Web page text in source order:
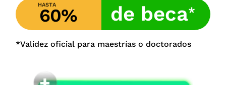
HASTA
60% de beca*
*Validez oficial para maestrías o doctorados